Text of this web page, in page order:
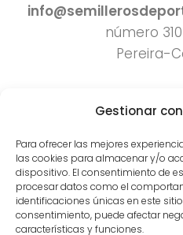
Gestionar
Para ofrecer las mejores
las cookies para almacenar y/o
dispositivo. El consentimiento de
procesar datos como el
identificaciones únicas en este
consentimiento, puede afectar
características y funciones.
número
Pereira-
Todos los
Funciona con -